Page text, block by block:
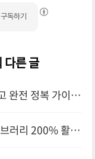
구독하기
다른 글
완전 정복 가이드
러리 200% 활용